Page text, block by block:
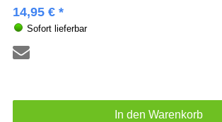
14,95 € *
Sofort lieferbar